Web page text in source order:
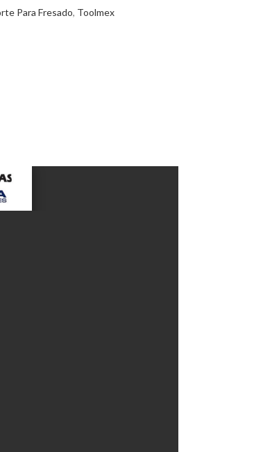
Para Fresado, Toolmex